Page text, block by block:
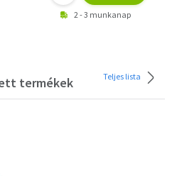
2 - 3 munkanap
termékek Teljes lista